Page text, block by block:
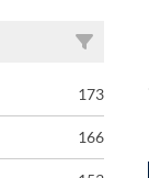
173
166